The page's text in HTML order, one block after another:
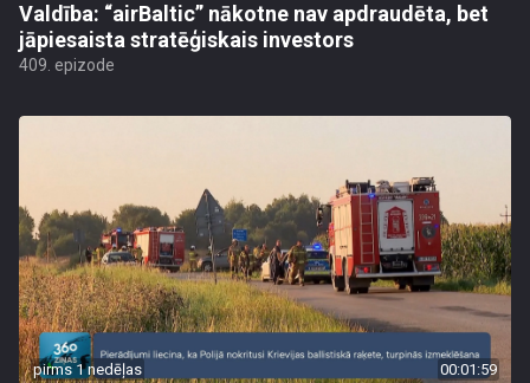
Valdība: “airBaltic” nākotne nav apdraudēta, bet
jāpiesaista stratēģiskais investors
409. epizode
pirms 1 nedēļas 00:01:59